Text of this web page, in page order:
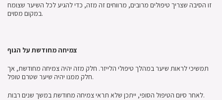
זו הסיבה שצריך טיפולים מרובים, מרווחים זה מזה, כדי להגיע לכל השיער שצומח
במקום מסוים.
צמיחה מחודשת על הגוף
תמשיכי לראות שיער במהלך טיפולי הלייזר. חלק מזה יהיה צמיחה מחודשת, אך
חלק ממנו יהיה שיער שטרם טופל.
לאחר סיום הטיפול הסופי, ייתכן שלא תראי צמיחה מחודשת במשך שנים רבות.